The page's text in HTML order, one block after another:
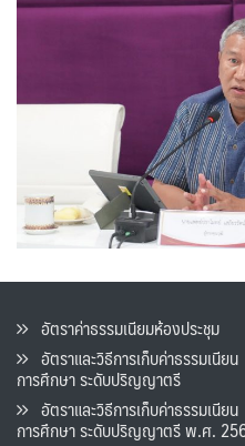
อัตราค่าธรรมเนียมห้องประชุม
อัตราและวิธีการเก็บค่าธรรมเนียน
การศึกษา ระดับปริญญาตรี
อัตราและวิธีการเก็บค่าธรรมเนียน
การศึกษา ระดับปริญญาตรี พ.ศ.